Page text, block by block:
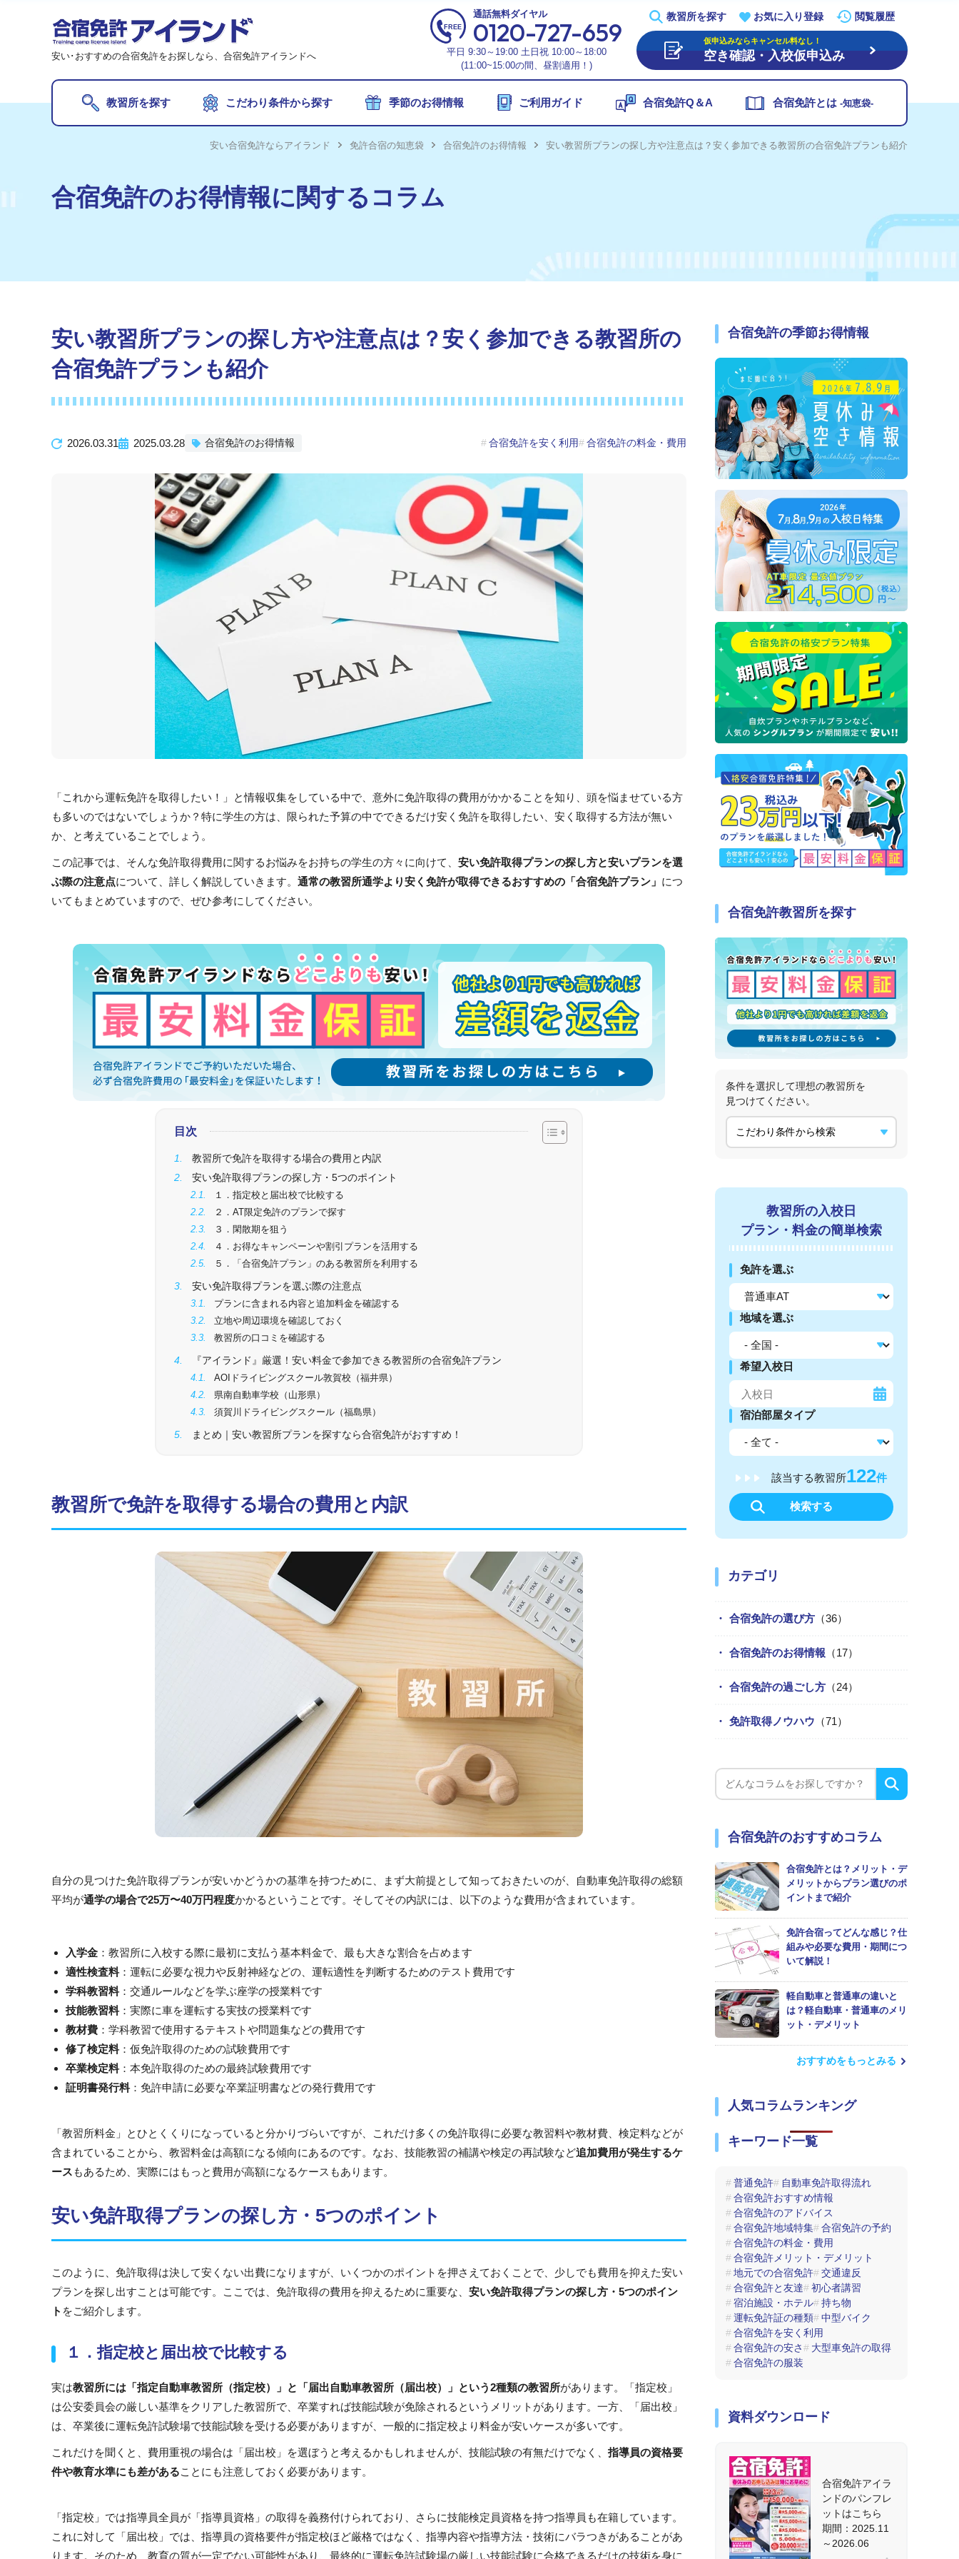
安い･おすすめの合宿免許をお探しなら、合宿免許アイランドへ
通話無料ダイヤル
0120-727-659
平日 9:30～19:00 土日祝 10:00～18:00
(11:00~15:00の間、昼割適用！)
教習所を探す お気に入り登録 閲覧履歴
仮申込みならキャンセル料なし！
空き確認・入校仮申込み
教習所を探す こだわり条件から探す 季節のお得情報
オフシーズンの合宿免許
【最安プラン特集】格安合宿免許を厳選紹介！
夏休みシーズンの合宿免許
【2026年】夏休みの格安合宿免許キャンペーン
2026年7月の合宿免許プラン【最安22万円〜】
2026年9月の合宿免許プラン【最安21万円〜】
バイク免許の格安プラン合宿免許特集
ご利用ガイド 合宿免許Q＆A 合宿免許とは -知恵袋-
【期間限定】合宿免許の格安キャンペーン
【最安プラン特集】格安合宿免許を厳選紹介！
2026年10月の合宿免許プラン【最安19万円〜】
夏休みシーズンの合宿免許
【2026年】夏休みの格安合宿免許キャンペーン
大型・準中型・二種免許の格安プラン合宿免許特集
安い合宿免許ならアイランド 免許合宿の知恵袋 合宿免許のお得情報 安い教習所プランの探し方や注意点は？安く参加できる教習所の合宿免許プランも紹介
合宿免許のお得情報に関するコラム
安い教習所プランの探し方や注意点は？安く参加できる教習所の
合宿免許プランも紹介
2026.03.31 2025.03.28 合宿免許のお得情報 合宿免許を安く利用 合宿免許の料金・費用
「これから運転免許を取得したい！」と情報収集をしている中で、意外に免許取得の費用がかかることを知り、頭を悩ませている方
も多いのではないでしょうか？ 特に学生の方は、限られた予算の中でできるだけ安く免許を取得したい、安く取得する方法が無い
か、と考えていることでしょう。
この記事では、そんな免許取得費用に関するお悩みをお持ちの学生の方々に向けて、 安い免許取得プランの探し方と安いプランを選
ぶ際の注意点について、詳しく解説していきます。 通常の教習所通学より安く免許が取得できるおすすめの「合宿免許プラン」 につ
いてもまとめていますので、ぜひ参考にしてください。
目次
教習所で免許を取得する場合の費用と内訳
安い免許取得プランの探し方・5つのポイント
１．指定校と届出校で比較する
２．AT限定免許のプランで探す
３．閑散期を狙う
４．お得なキャンペーンや割引プランを活用する
５．「合宿免許プラン」のある教習所を利用する
安い免許取得プランを選ぶ際の注意点
プランに含まれる内容と追加料金を確認する
立地や周辺環境を確認しておく
教習所の口コミを確認する
『アイランド』厳選！安い料金で参加できる教習所の合宿免許プラン
AOIドライビングスクール敦賀校（福井県）
県南自動車学校（山形県）
須賀川ドライビングスクール（福島県）
まとめ｜安い教習所プランを探すなら合宿免許がおすすめ！
教習所で免許を取得する場合の費用と内訳
自分の見つけた免許取得プランが安いかどうかの基準を持つために、まず大前提として知っておきたいのが、自動車免許取得の総額
平均が通学の場合で25万〜40万円程度かかるということです。そしてその内訳には、以下のような費用が含まれています。
入学金 ：教習所に入校する際に最初に支払う基本料金で、最も大きな割合を占めます
適性検査料：運転に必要な視力や反射神経などの、運転適性を判断するためのテスト費用です
学科教習料：交通ルールなどを学ぶ座学の授業料です
技能教習料：実際に車を運転する実技の授業料です
教材費 ：学科教習で使用するテキストや問題集などの費用です
修了検定料：仮免許取得のための試験費用です
卒業検定料：本免許取得のための最終試験費用です
証明書発行料：免許申請に必要な卒業証明書などの発行費用です
「教習所料金」とひとくくりになっていると分かりづらいですが、これだけ多くの免許取得に必要な教習料や教材費、検定料などが
含まれていることから、教習料金は高額になる傾向にあるのです。なお、技能教習の補講や検定の再試験など追加費用が発生するケ
ース もあるため、実際にはもっと費用が高額になるケースもあります。
安い免許取得プランの探し方・5つのポイント
このように、免許取得は決して安くない出費になりますが、いくつかのポイントを押さえておくことで、少しでも費用を抑えた安い
プランを探し出すことは可能です。ここでは、免許取得の費用を抑えるために重要な、 安い免許取得プランの探し方・5つのポイン
ト をご紹介します。
１．指定校と届出校で比較する
実は教習所には「指定自動車教習所（指定校）」と「届出自動車教習所（届出校）」という2種類の教習所があります。
「指定校」
は公安委員会の厳しい基準をクリアした教習所で、卒業すれば技能試験が免除されるというメリットがあります。一方、「届出校」
は、卒業後に運転免許試験場で技能試験を受ける必要がありますが、一般的に指定校より料金が安いケースが多いです。
これだけを聞くと、費用重視の場合は「届出校」を選ぼうと考えるかもしれませんが、技能試験の有無だけでなく、 指導員の資格要
件や教育水準にも差があることにも注意しておく必要があります。
「指定校」では指導員全員が「指導員資格」の取得を義務付けられており、さらに技能検定員資格を持つ指導員も在籍しています。
これに対して「届出校」では、指導員の資格要件が指定校ほど厳格ではなく、指導内容や指導方法・技術にバラつきがあることがあ
ります。そのため、教育の質が一定でない可能性があり、最終的に運転免許試験場の厳しい技能試験に合格できるだけの技術を身に
合宿免許の季節お得情報
合宿免許教習所を探す
条件を選択して理想の教習所を
見つけてください。
教習所の入校日
プラン・料金の簡単検索
免許を選ぶ
地域を選ぶ
希望入校日
宿泊部屋タイプ
該当する教習所122件
検索する
カテゴリ
合宿免許の選び方 （36）
合宿免許のお得情報 （17）
合宿免許の過ごし方 （24）
免許取得ノウハウ （71）
合宿免許のおすすめコラム
合宿免許とは？メリット・デ
メリットからプラン選びのポ
イントまで紹介
免許合宿ってどんな感じ？仕
組みや必要な費用・期間につ
いて解説！
軽自動車と普通車の違いと
は？軽自動車・普通車のメリ
ット・デメリット
おすすめをもっとみる
人気コラムランキング
キーワード一覧
普通免許
自動車免許取得流れ
合宿免許おすすめ情報
合宿免許のアドバイス
合宿免許地域特集
合宿免許の予約
合宿免許の料金・費用
合宿免許メリット・デメリット
地元での合宿免許
交通違反
合宿免許と友達
初心者講習
宿泊施設・ホテル
持ち物
運転免許証の種類
中型バイク
合宿免許を安く利用
合宿免許の安さ
大型車免許の取得
合宿免許の服装
資料ダウンロード
合宿免許アイラ
ンドのパンフレ
ットはこちら
期間：2025.11
～2026.06